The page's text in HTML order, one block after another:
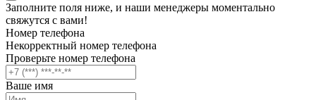
Заполните поля ниже, и наши менеджеры моментально
свяжутся с вами!
Номер телефона
Некорректный номер телефона
Проверьте номер телефона
Ваше имя